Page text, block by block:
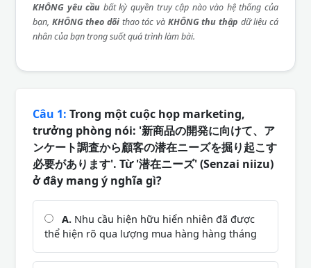
KHÔNG yêu cầu bất kỳ quyền truy cập nào vào hệ thống của
bạn, KHÔNG theo dõi thao tác và KHÔNG thu thập dữ liệu cá
nhân của bạn trong suốt quá trình làm bài.
Câu 1: Trong một cuộc họp marketing,
trưởng phòng nói: '新商品の開発に向けて、ア
ンケート調査から顧客の潜在ニーズを掘り起こす
必要があります'. Từ '潜在ニーズ' (Senzai niizu)
ở đây mang ý nghĩa gì?
A. Nhu cầu hiện hữu hiển nhiên đã được
thể hiện rõ qua lượng mua hàng hàng tháng